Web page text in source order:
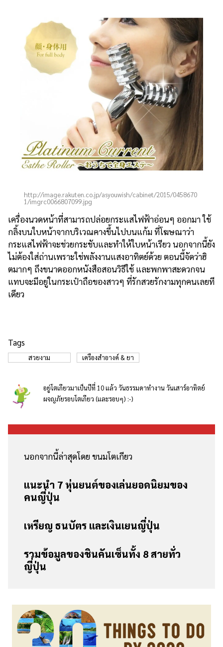
http://image.rakuten.co.jp/asyouwish/cabinet/2015/0458670
1/imgrc0066807099.jpg
เครื่องนวดหน้าที่สามารถปล่อยกระแสไฟฟ้าอ่อนๆ ออกมา ใช้
กลิ้งบนใบหน้าจากบริเวณคางขึ้นไปบนแก้ม ที่โฆษณาว่า
กระแสไฟฟ้าจะช่วยกระชับและทำให้ใบหน้าเรียว นอกจากนี้ยัง
ไม่ต้องใส่ถ่านเพราะใช่พลังงานแสงอาทิตย์ด้วย ตอนนี้จัดว่าฮิ
ตมากๆ ถึงขนาดออกหนังสือสอนวิธีใช้ และพกพาสะดวกจน
แทบจะมีอยู่ในกระเป๋าถือของสาวๆ ที่รักสวยรักงามทุกคนเลยที
เดียว
Tags
สวยงาม เครื่องสำอางค์ & ยา
อยู่โตเกียวมาเป็นปีที่ 10 แล้ว วันธรรมดาทำงาน วันเสาร์อาทิตย์
ผจญภัยรอบโตเกียว (และรอบๆ) :-)
นอกจากนี้ล่าสุดโดย ขนมโตเกียว
แนะนำ 7 หุ่นยนต์ของเล่นยอดนิยมของ
คนญี่ปุ่น
เหรียญ ธนบัตร และเงินเยนญี่ปุ่น
รวมข้อมูลของชินคันเซ็นทั้ง 8 สายทั่ว
ญี่ปุ่น